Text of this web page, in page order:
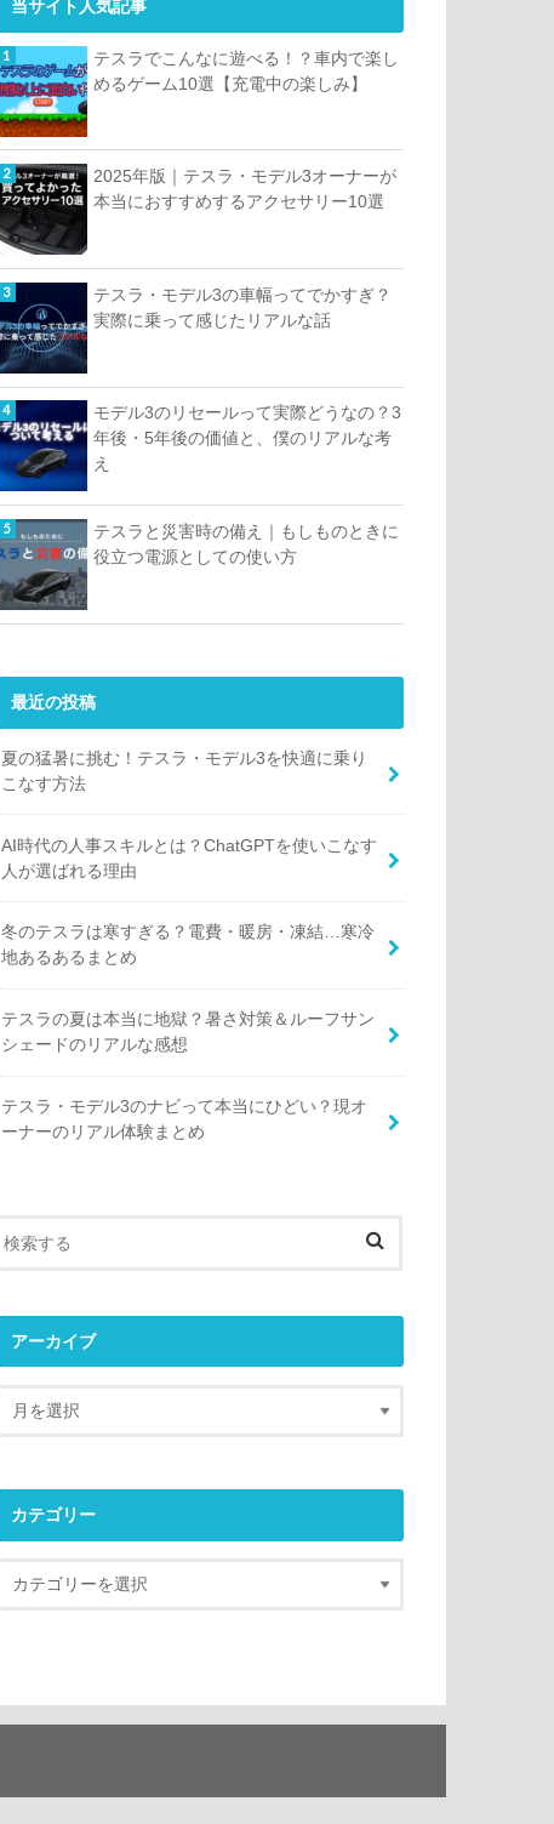
当サイト人気記事
テスラでこんなに遊べる！？車内で楽し
めるゲーム10選【充電中の楽しみ】
2025年版｜テスラ・モデル3オーナーが
本当におすすめするアクセサリー10選
テスラ・モデル3の車幅ってでかすぎ？
実際に乗って感じたリアルな話
モデル3のリセールって実際どうなの？3
年後・5年後の価値と、僕のリアルな考
え
テスラと災害時の備え｜もしものときに
役立つ電源としての使い方
最近の投稿
夏の猛暑に挑む！テスラ・モデル3を快適に乗り
こなす方法
AI時代の人事スキルとは？ChatGPTを使いこなす
人が選ばれる理由
冬のテスラは寒すぎる？電費・暖房・凍結…寒冷
地あるあるまとめ
テスラの夏は本当に地獄？暑さ対策＆ルーフサン
シェードのリアルな感想
テスラ・モデル3のナビって本当にひどい？現オ
ーナーのリアル体験まとめ
アーカイブ
カテゴリー